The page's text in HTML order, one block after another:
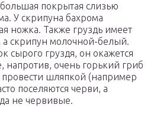
покрытая слизью
У скрипуна бахрома
ножка. Также груздь имеет
а скрипун молочной-белый.
сырого груздя, он окажется
напротив, очень горький гриб
провести шляпкой (например
поселяются черви, а
не червивые.